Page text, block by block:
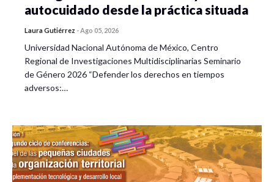
autocuidado desde la práctica situada
Laura Gutiérrez -Ago 05, 2026
Universidad Nacional Autónoma de México, Centro
Regional de Investigaciones Multidisciplinarias Seminario
de Género 2026 “Defender los derechos en tiempos
adversos:…